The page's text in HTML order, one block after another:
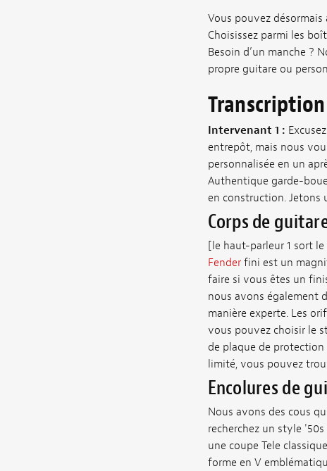
Vous pouvez
Choisissez parmi les
Besoin d’un manche ?
propre guitare ou
Intervenant 1 :
entrepôt, mais nous
personnalisée en un
Authentique garde-
en construction. Jetons
Corps de
[le haut-parleur 1 sort
Fenderfini est un
faire si vous êtes un
nous avons également
manière experte. Les
vous pouvez choisir le
de plaque de protection
limité, vous pouvez
Encolures de
Nous avons des cous
recherchez un style
une coupe Tele
forme en V